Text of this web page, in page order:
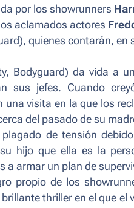
por los showrunners
aclamados actores
), quienes contarán, en
Bodyguard) da vida a
sus jefes. Cuando
una visita en la que los
del pasado de su
de tensión
hijo que ella es la
a armar un plan de
propio de los
thriller en el que el